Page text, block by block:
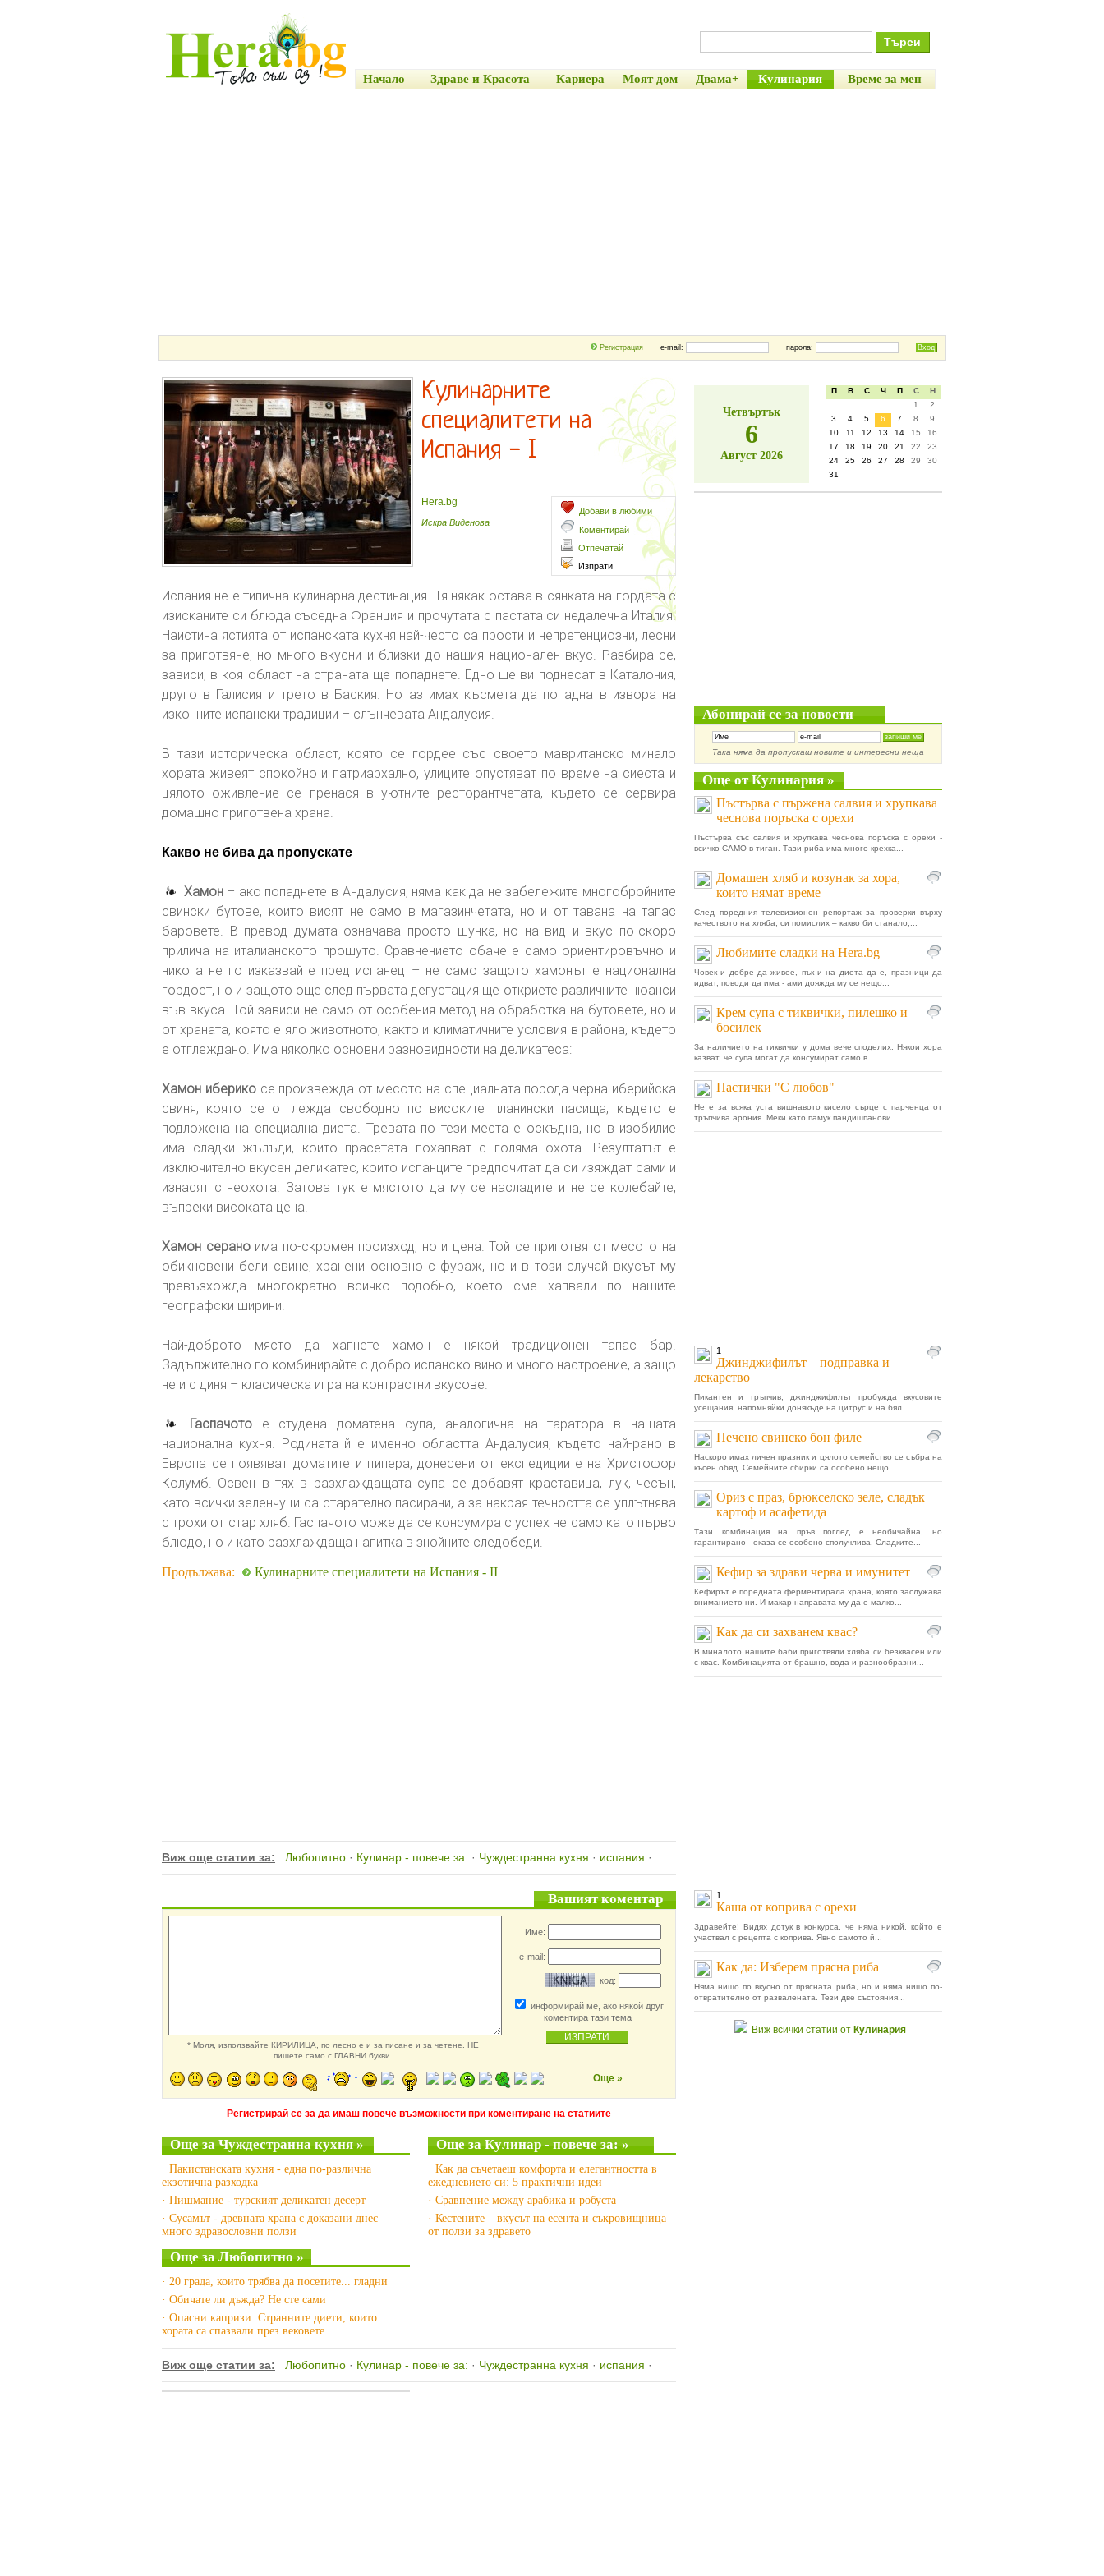
Начало Здраве и Красота Кариера Моят дом Двама+ Кулинария Време за мен
Регистрация e-mail: парола:
Кулинарните
специалитети на
Испания - I
Добави в любими
Коментирай
Отпечатай
Изпрати
Hera.bg
Искра Виденова
Испания не е типична кулинарна дестинация. Тя някак остава в сянката на гордата с
изисканите си блюда съседна Франция и прочутата с пастата си недалечна Италия.
Наистина ястията от испанската кухня най-често са прости и непретенциозни, лесни
за приготвяне, но много вкусни и близки до нашия национален вкус. Разбира се,
зависи, в коя област на страната ще попаднете. Едно ще ви поднесат в Каталония,
друго в Галисия и трето в Баския. Но аз имах късмета да попадна в извора на
изконните испански традиции – слънчевата Андалусия.
В тази историческа област, която се гордее със своето мавританско минало
хората живеят спокойно и патриархално, улиците опустяват по време на сиеста и
цялото оживление се пренася в уютните ресторантчетата, където се сервира
домашно приготвена храна.
Какво не бива да пропускате
Хамон – ако попаднете в Андалусия, няма как да не забележите многобройните
свински бутове, които висят не само в магазинчетата, но и от тавана на тапас
баровете. В превод думата означава просто шунка, но на вид и вкус по-скоро
прилича на италианското прошуто. Сравнението обаче е само ориентировъчно и
никога не го изказвайте пред испанец – не само защото хамонът е национална
гордост, но и защото още след първата дегустация ще откриете различните нюанси
във вкуса. Той зависи не само от особения метод на обработка на бутовете, но и
от храната, която е яло животното, както и климатичните условия в района, където
е отглеждано. Има няколко основни разновидности на деликатеса:
Хамон иберико се произвежда от месото на специалната порода черна иберийска
свиня, която се отглежда свободно по високите планински пасища, където е
подложена на специална диета. Тревата по тези места е оскъдна, но в изобилие
има сладки жълъди, които прасетата похапват с голяма охота. Резултатът е
изключително вкусен деликатес, които испанците предпочитат да си изяждат сами и
изнасят с неохота. Затова тук е мястото да му се насладите и не се колебайте,
въпреки високата цена.
Хамон сераноима по-скромен произход, но и цена. Той се приготвя от месото на
обикновени бели свине, хранени основно с фураж, но и в този случай вкусът му
превъзхожда многократно всичко подобно, което сме хапвали по нашите
географски ширини.
Най-доброто място да хапнете хамон е някой традиционен тапас бар.
Задължително го комбинирайте с добро испанско вино и много настроение, а защо
не и с диня – класическа игра на контрастни вкусове.
Гаспачотое студена доматена супа, аналогична на таратора в нашата
национална кухня. Родината й е именно областта Андалусия, където най-рано в
Европа се появяват доматите и пипера, донесени от експедициите на Христофор
Колумб. Освен в тях в разхлаждащата супа се добавят краставица, лук, чесън,
като всички зеленчуци са старателно пасирани, а за накрая течността се уплътнява
с трохи от стар хляб. Гаспачото може да се консумира с успех не само като първо
блюдо, но и като разхлаждаща напитка в знойните следобеди.
Продължава: Кулинарните специалитети на Испания - II
Виж още статии за: Любопитно · Кулинар - повече за: · Чуждестранна кухня · испания ·
Вашият коментар
* Моля, използвайте КИРИЛИЦА, по лесно е и за писане и за четене. НЕ
пишете само с ГЛАВНИ букви.
Име:
e-mail:
код:
информирай ме, ако някой друг
коментира тази тема
Още »
Регистрирай се за да имаш повече възможности при коментиране на статиите
Още за Чуждестранна кухня »
· Пакистанската кухня - една по-различна
екзотична разходка
· Пишмание - турският деликатен десерт
· Сусамът - древната храна с доказани днес
много здравословни ползи
Още за Кулинар - повече за: »
· Как да съчетаеш комфорта и елегантността в
ежедневието си: 5 практични идеи
· Сравнение между арабика и робуста
· Кестените – вкусът на есента и съкровищница
от ползи за здравето
Още за Любопитно »
· 20 града, които трябва да посетите... гладни
· Обичате ли дъжда? Не сте сами
· Опасни капризи: Странните диети, които
хората са спазвали през вековете
Виж още статии за: Любопитно · Кулинар - повече за: · Чуждестранна кухня · испания ·
Четвъртък
6
Август 2026
П В С Ч П С
Н
1
2
3
4 5 6 7 8
9
10
11 12 13 14 15
16
17
18 19 20 21 22
23
24
25 26 27 28 29
30
31
Абонирай се за новости
Така няма да пропускаш новите и интересни неща
Още от Кулинария »
Пъстърва с пържена салвия и хрупкава
чеснова поръска с орехи
Пъстърва със салвия и хрупкава чеснова поръска с орехи -
всичко САМО в тиган. Тази риба има много крехка...
Домашен хляб и козунак за хора,
които нямат време
След поредния телевизионен репортаж за проверки върху
качеството на хляба, си помислих – какво би станало,...
Любимите сладки на Hera.bg
Човек и добре да живее, пък и на диета да е, празници да
идват, поводи да има - ами дояжда му се нещо...
Крем супа с тиквички, пилешко и
босилек
За наличието на тиквички у дома вече споделих. Някои хора
казват, че супа могат да консумират само в...
Пастички "С любов"
Не е за всяка уста вишнавото кисело сърце с парченца от
тръпчива арония. Меки като памук пандишпанови...
1
Джинджифилът – подправка и
лекарство
Пикантен и тръпчив, джинджифилът пробужда вкусовите
усещания, напомняйки донякъде на цитрус и на бял...
Печено свинско бон филе
Наскоро имах личен празник и цялото семейство се събра на
късен обяд. Семейните сбирки са особено нещо....
Ориз с праз, брюкселско зеле, сладък
картоф и асафетида
Тази комбинация на пръв поглед е необичайна, но
гарантирано - оказа се особено сполучлива. Сладките...
Кефир за здрави черва и имунитет
Кефирът е поредната ферментирала храна, която заслужава
вниманието ни. И макар направата му да е малко...
Как да си захванем квас?
В миналото нашите баби приготвяли хляба си безквасен или
с квас. Комбинацията от брашно, вода и разнообразни...
1
Каша от коприва с орехи
Здравейте! Видях дотук в конкурса, че няма никой, който е
участвал с рецепта с коприва. Явно самото й...
Как да: Изберем прясна риба
Няма нищо по вкусно от прясната риба, но и няма нищо по-
отвратително от развалената. Тези две състояния...
Виж всички статии от Кулинария